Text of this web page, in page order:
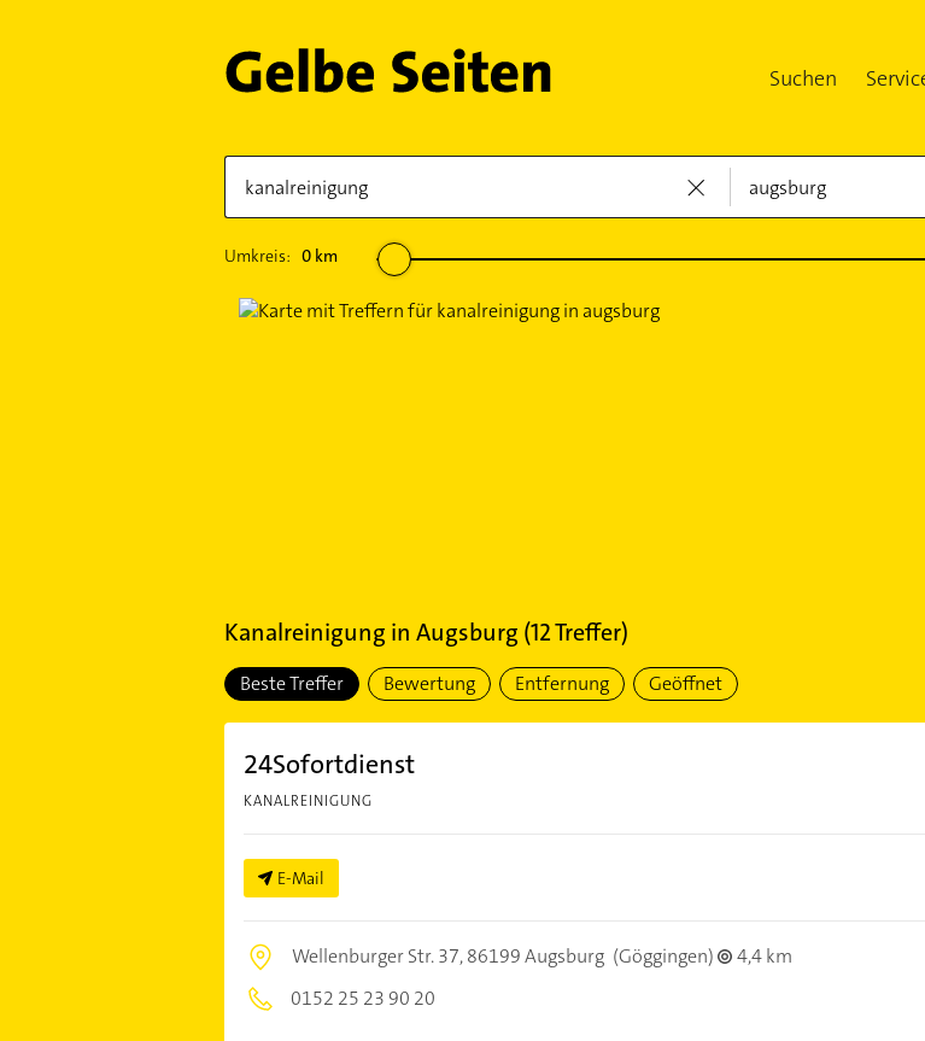
Suchen
Umkreis: 0km
Kanalreinigung in Augsburg (12Treffer)
Beste Treffer Bewertung Entfernung Geöffnet
24Sofortdienst
KANALREINIGUNG
E-Mail
Wellenburger Str. 37,86199 Augsburg (Göggingen)
4,4 km
0152 25 23 90 20